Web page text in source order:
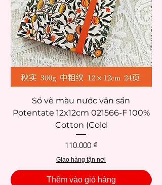
Sổ vẽ màu nước vân sần
Potentate 12x12cm 021566-F 100%
Cotton (Cold
Giá
110.000 ₫
Giao hàng tận nơi
Thêm vào giỏ hàng